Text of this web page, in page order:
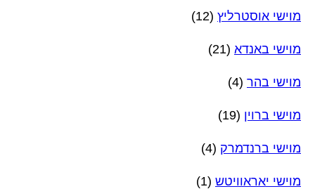
מוישי אוסטרליץ (12)
מוישי באנדא (21)
מוישי בהר (4)
מוישי ברוין (19)
מוישי ברנדמרק (4)
מוישי יאראוויטש (1)